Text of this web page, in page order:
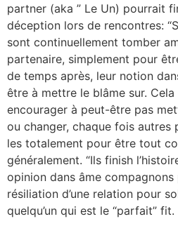
partner (aka ” Le Un) pourrait
déception lors de rencontres:
sont continuellement tomber
partenaire, simplement pour
de temps après, leur notion
être à mettre le blâme sur.
encourager à peut-être pas
ou changer, chaque fois autres
les totalement pour être tout
généralement. “Ils finish
opinion dans âme
résiliation d’une relation pour
quelqu’un qui est le “parfait” fit.